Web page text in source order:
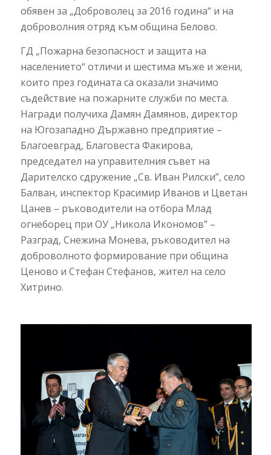
обявен за „Доброволец за 2016 година“ и на
доброволния отряд към община Белово.
ГД „Пожарна безопасност и защита на
населението“ отличи и шестима мъже и жени,
които през годината са оказали значимо
съдействие на пожарните служби по места.
Награди получиха Дамян Дамянов, директор
на Югозападно Държавно предприятие –
Благоевград, Благовеста Факирова,
председател на управителния съвет на
Дарителско сдружение „Св. Иван Рилски”, село
Балван, инспектор Красимир Иванов и Цветан
Цанев – ръководители на отбора Млад
огнеборец при ОУ „Никола Икономов” –
Разград, Снежина Монева, ръководител на
доброволното формирование при община
Ценово и Стефан Стефанов, жител на село
Хитрино.